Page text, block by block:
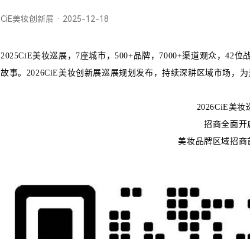
CiE美妆创新展 · 2025-12-18
2025CiE美妆巡展，7座城市，500+品牌，7000+渠道观众，42
故事。 2026CiE美妆创新展巡展规划发布，持续深耕区域市场，
2026CiE美妆
招商全面开
美妆品牌区域招商